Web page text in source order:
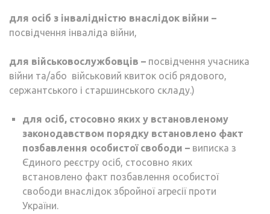
для осіб з інвалідністю внаслідок війни –
посвідчення інваліда війни,
для військовослужбовців – посвідчення учасника
війни та/або військовий квиток осіб рядового,
сержантського і старшинського складу.)
для осіб, стосовно яких у встановленому
законодавством порядку встановлено факт
позбавлення особистої свободи – виписка з
Єдиного реєстру осіб, стосовно яких
встановлено факт позбавлення особистої
свободи внаслідок збройної агресії проти
України.